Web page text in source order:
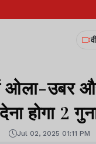
ओला-उबर
होगा 2
Jul 02, 2025 01:11 PM